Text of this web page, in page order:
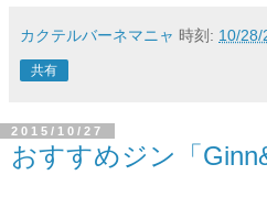
カクテルバーネマニャ 時刻: 10/28/
共有
2015/10/27
おすすめジン「